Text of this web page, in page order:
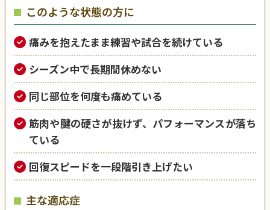
このような状態の方に
痛みを抱えたまま練習や試合を続けている
シーズン中で長期間休めない
同じ部位を何度も痛めている
筋肉や腱の硬さが抜けず、パフォーマンスが落ち
ている
回復スピードを一段階引き上げたい
主な適応症